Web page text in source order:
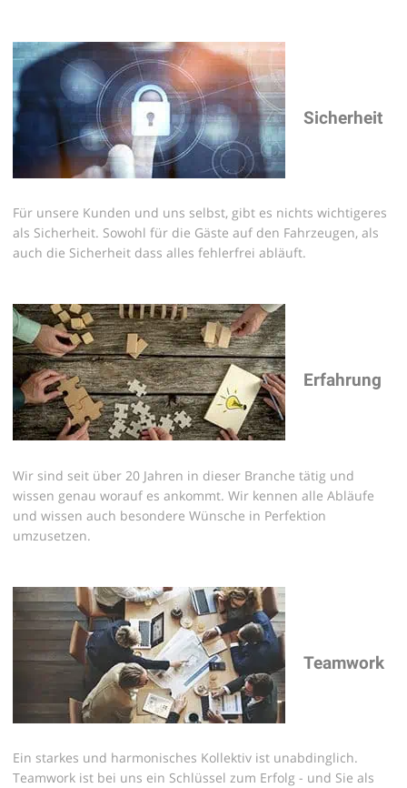
Sicherheit
Für unsere Kunden und uns selbst, gibt es nichts wichtigeres
als Sicherheit. Sowohl für die Gäste auf den Fahrzeugen, als
auch die Sicherheit dass alles fehlerfrei abläuft.
Erfahrung
Wir sind seit über 20 Jahren in dieser Branche tätig und
wissen genau worauf es ankommt. Wir kennen alle Abläufe
und wissen auch besondere Wünsche in Perfektion
umzusetzen.
Teamwork
Ein starkes und harmonisches Kollektiv ist unabdinglich.
Teamwork ist bei uns ein Schlüssel zum Erfolg - und Sie als